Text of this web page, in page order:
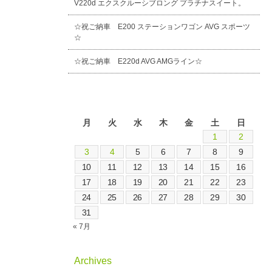
V220d エクスクルーシブロング プラチナスイート。
☆祝ご納車 E200 ステーションワゴン AVG スポーツ
☆
☆祝ご納車 E220d AVG AMGライン☆
月
火 水 木 金 土
日
1
2
3
4 5 6 7 8
9
10
11 12 13 14 15
16
17
18 19 20 21 22
23
24
25 26 27 28 29
30
31
« 7月
Archives